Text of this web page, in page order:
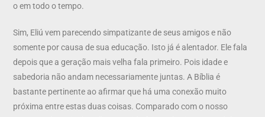
o em todo o tempo.
Sim, Eliú vem parecendo simpatizante de seus amigos e não
somente por causa de sua educação. Isto já é alentador. Ele fala
depois que a geração mais velha fala primeiro. Pois idade e
sabedoria não andam necessariamente juntas. A Bíblia é
bastante pertinente ao afirmar que há uma conexão muito
próxima entre estas duas coisas. Comparado com o nosso